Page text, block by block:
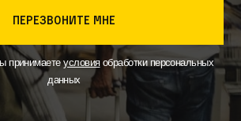
перезвоните мне
принимаетеусловияобработки персональных
данных